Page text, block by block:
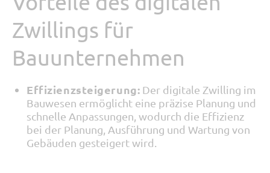
Zwillings für
Bauunternehmen
Effizienzsteigerung: Der digitale Zwilling im
Bauwesen ermöglicht eine präzise Planung und
schnelle Anpassungen, wodurch die Effizienz
bei der Planung, Ausführung und Wartung von
Gebäuden gesteigert wird.